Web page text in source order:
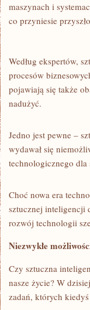
maszynach i
co przyniesie
Według ekspertów,
procesów
pojawiają się także
nadużyć.
Jedno​ jest⁢ pewne –
wydawał‍ się
technologicznego dla
Choć nowa era
sztucznej inteligencji
rozwój technologii
Niezwykłe⁤
Czy⁣ sztuczna
nasze⁢ życie? W
zadań, których⁤